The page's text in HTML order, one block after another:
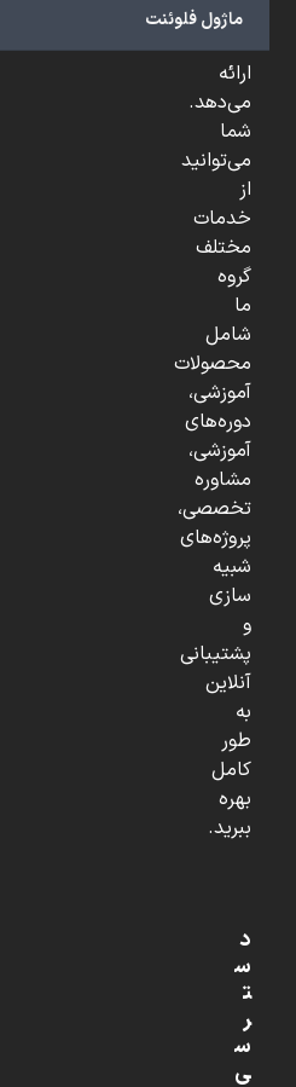
ماژول فلوئنتو
...
ارائه
می‌دهد.
شما
می‌توانید
از
خدمات
مختلف
گروه
ما
شامل
محصولات
آموزشی،
دوره‌های
آموزشی،
مشاوره
تخصصی،
پروژه‌های
شبیه
سازی
و
پشتیبانی
آنلاین
به
طور
کامل
بهره
ببرید.
د
س
ت
ر
س
ی